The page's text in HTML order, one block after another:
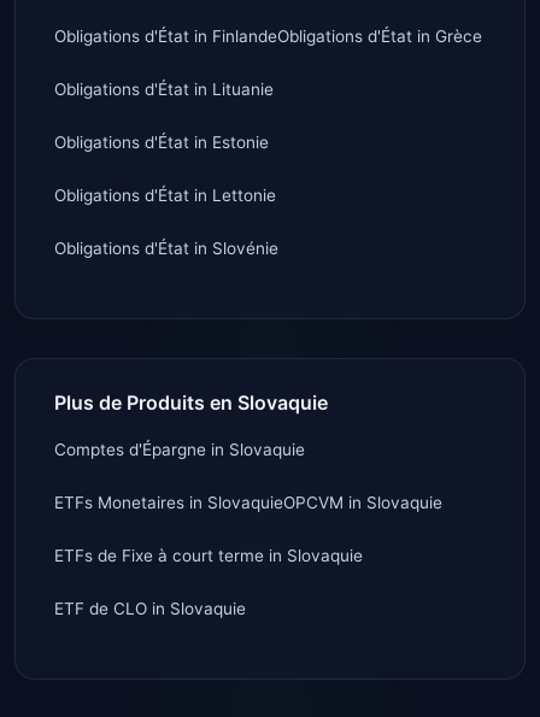
Obligations d'État in FinlandeObligations d'État in Grèce
Obligations d'État in Lituanie
Obligations d'État in Estonie
Obligations d'État in Lettonie
Obligations d'État in Slovénie
Plus de Produits en Slovaquie
Comptes d'Épargne in Slovaquie
ETFs Monetaires in SlovaquieOPCVM in Slovaquie
ETFs de Fixe à court terme in Slovaquie
ETF de CLO in Slovaquie